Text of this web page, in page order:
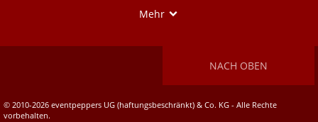
Mehr
NACH OBEN
© 2010-2026 eventpeppers UG (haftungsbeschränkt) & Co. KG - Alle Rechte
vorbehalten.